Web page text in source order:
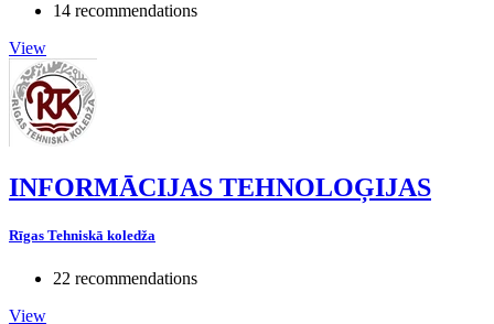
14 recommendations
View
INFORMĀCIJAS TEHNOLOĢIJAS
Rīgas Tehniskā koledža
22 recommendations
View